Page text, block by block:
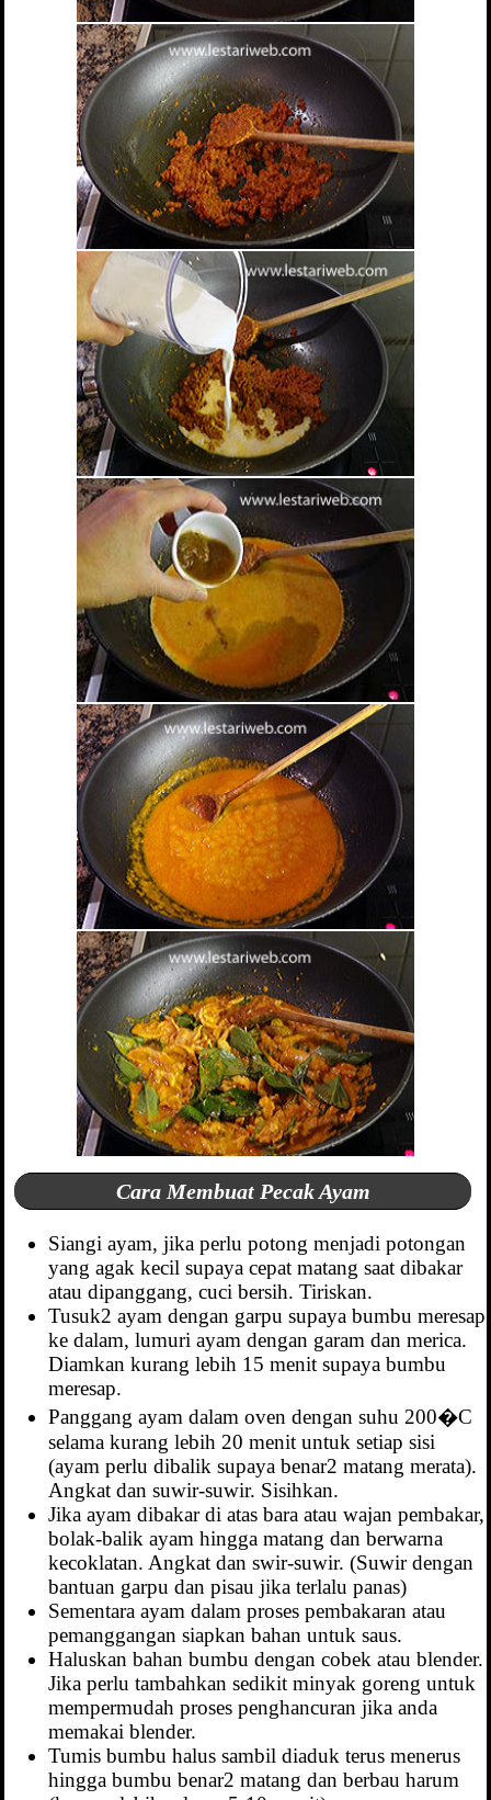
Cara Membuat Pecak Ayam
Siangi ayam, jika perlu potong menjadi potongan
yang agak kecil supaya cepat matang saat dibakar
atau dipanggang, cuci bersih. Tiriskan.
Tusuk2 ayam dengan garpu supaya bumbu meresap
ke dalam, lumuri ayam dengan garam dan merica.
Diamkan kurang lebih 15 menit supaya bumbu
meresap.
Panggang ayam dalam oven dengan suhu 200�C
selama kurang lebih 20 menit untuk setiap sisi
(ayam perlu dibalik supaya benar2 matang merata).
Angkat dan suwir-suwir. Sisihkan.
Jika ayam dibakar di atas bara atau wajan pembakar,
bolak-balik ayam hingga matang dan berwarna
kecoklatan. Angkat dan swir-suwir. (Suwir dengan
bantuan garpu dan pisau jika terlalu panas)
Sementara ayam dalam proses pembakaran atau
pemanggangan siapkan bahan untuk saus.
Haluskan bahan bumbu dengan cobek atau blender.
Jika perlu tambahkan sedikit minyak goreng untuk
mempermudah proses penghancuran jika anda
memakai blender.
Tumis bumbu halus sambil diaduk terus menerus
hingga bumbu benar2 matang dan berbau harum